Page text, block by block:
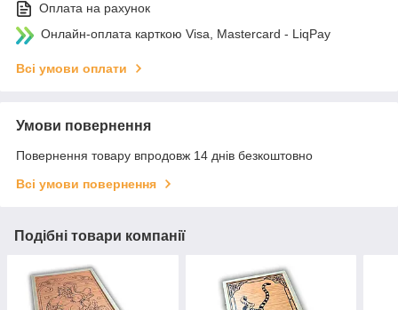
Оплата на рахунок
Онлайн-оплата карткою Visa, Mastercard - LiqPay
Всі умови оплати
Умови повернення
Повернення товару впродовж 14 днів безкоштовно
Всі умови повернення
Подібні товари компанії